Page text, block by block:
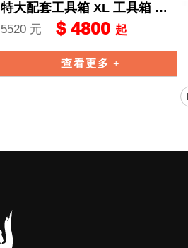
特大配套工具箱 XL 工具箱 收
納箱 8423
5520 元 $ 4800 起
查看更多